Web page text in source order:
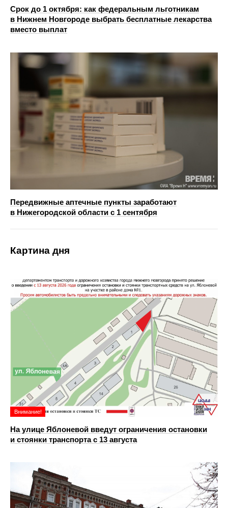
Срок до 1 октября: как федеральным льготникам
в Нижнем Новгороде выбрать бесплатные лекарства
вместо выплат
Передвижные аптечные пункты заработают
в Нижегородской области с 1 сентября
Картина дня
Внимание!
На улице Яблоневой введут ограничения остановки
и стоянки транспорта с 13 августа